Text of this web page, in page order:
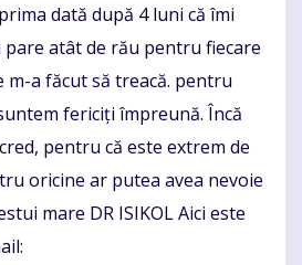
dată după 4 luni că îmi
pare atât de rău pentru fiecare
m-a făcut să treacă. pentru
fericiți împreună. Încă
pentru că este extrem de
oricine ar putea avea nevoie
mare DR ISIKOL Aici este